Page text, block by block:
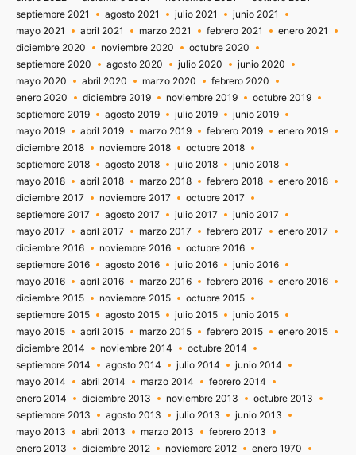
septiembre 2021
agosto 2021 julio 2021
junio 2021
mayo 2021
abril 2021 marzo 2021 febrero 2021
enero 2021
diciembre 2020
noviembre 2020
octubre 2020
septiembre 2020
agosto 2020 julio 2020
junio 2020
mayo 2020
abril 2020 marzo 2020
febrero 2020
enero 2020
diciembre 2019 noviembre 2019
octubre 2019
septiembre 2019
agosto 2019 julio 2019
junio 2019
mayo 2019
abril 2019 marzo 2019 febrero 2019
enero 2019
diciembre 2018
noviembre 2018
octubre 2018
septiembre 2018
agosto 2018 julio 2018
junio 2018
mayo 2018
abril 2018 marzo 2018 febrero 2018
enero 2018
diciembre 2017
noviembre 2017
octubre 2017
septiembre 2017
agosto 2017 julio 2017
junio 2017
mayo 2017
abril 2017 marzo 2017 febrero 2017
enero 2017
diciembre 2016
noviembre 2016
octubre 2016
septiembre 2016
agosto 2016 julio 2016
junio 2016
mayo 2016
abril 2016 marzo 2016 febrero 2016
enero 2016
diciembre 2015
noviembre 2015
octubre 2015
septiembre 2015
agosto 2015 julio 2015
junio 2015
mayo 2015
abril 2015 marzo 2015 febrero 2015
enero 2015
diciembre 2014
noviembre 2014
octubre 2014
septiembre 2014
agosto 2014 julio 2014
junio 2014
mayo 2014
abril 2014 marzo 2014
febrero 2014
enero 2014
diciembre 2013 noviembre 2013
octubre 2013
septiembre 2013
agosto 2013 julio 2013
junio 2013
mayo 2013
abril 2013 marzo 2013
febrero 2013
enero 2013
diciembre 2012 noviembre 2012 enero 1970